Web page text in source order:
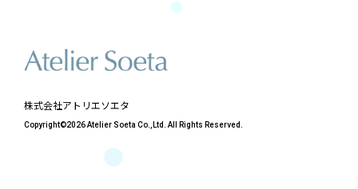
株式会社アトリエソエタ
Copyright©2026 Atelier Soeta Co.,Ltd. All Rights Reserved.